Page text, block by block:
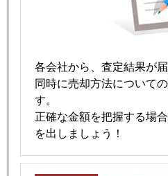
各会社から、査定結果が届
同時に売却方法について
す。
正確な金額を把握する場
を出しましょう！